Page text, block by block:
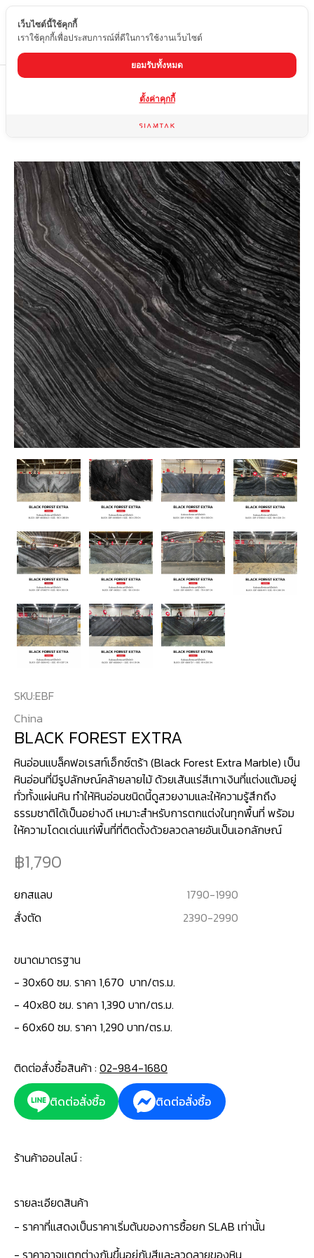
TH
หินอ่อน BLACK FOREST EXTRA
SKU:EBF
China
BLACK FOREST EXTRA
หินอ่อนแบล็คฟอเรสท์เอ็กซ์ตร้า (Black Forest Extra Marble) เป็น
หินอ่อนที่มีรูปลักษณ์คล้ายลายไม้ ด้วยเส้นแร่สีเทาเงินที่แต่งแต้มอยู่
ทั่วทั้งแผ่นหิน ทำให้หินอ่อนชนิดนี้ดูสวยงามและให้ความรู้สึกถึง
ธรรมชาติได้เป็นอย่างดี เหมาะสำหรับการตกแต่งในทุกพื้นที่ พร้อม
ให้ความโดดเด่นแก่พื้นที่ที่ติดตั้งด้วยลวดลายอันเป็นเอกลักษณ์
1,790
ยกสแลบ 1790-1990
สั่งตัด
2390-2990
ขนาดมาตรฐาน
- 30x60 ซม. ราคา 1,670 บาท/ตร.ม.
- 40x80 ซม. ราคา 1,390 บาท/ตร.ม.
- 60x60 ซม. ราคา 1,290 บาท/ตร.ม.
ติดต่อสั่งซื้อสินค้า : 02-984-1680
ติดต่อสั่งซื้อ
ติดต่อสั่งซื้อ
ร้านค้าออนไลน์ :
รายละเอียดสินค้า
- ราคาที่แสดงเป็นราคาเริ่มต้นของการซื้อยก SLAB เท่านั้น
- ราคาอาจแตกต่างกันขึ้นอยู่กับสีและลวดลายของหิน
เว็บไซต์นี้ใช้คุกกี้
เราใช้คุกกี้เพื่อประสบการณ์ที่ดีในการใช้งานเว็บไซต์
ยอมรับทั้งหมด
ตั้งค่าคุกกี้